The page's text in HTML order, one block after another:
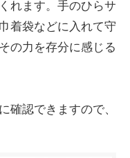
れます。手のひらサ
着袋などに入れて守
の力を存分に感じる
確認できますので、